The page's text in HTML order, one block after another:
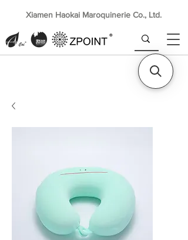
Xiamen Haokai Maroquinerie Co., Ltd.